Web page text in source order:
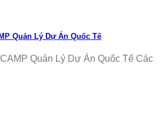
Quản Lý Dự Án Quốc Tế
Quản Lý Dự Án Quốc Tế Các